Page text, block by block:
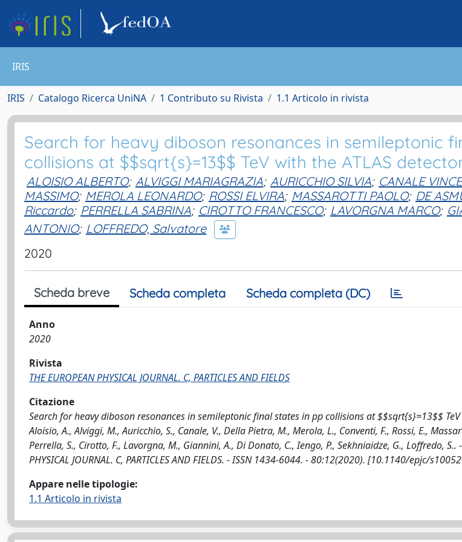
IRIS
IRIS Catalogo Ricerca UniNA 1 Contributo su Rivista 1.1 Articolo in rivista
Search for heavy diboson resonances in semileptonic
collisions at $$sqrt{s}=13$$ TeV with the ATLAS
ALOISIO ALBERTO; ALVIGGI MARIAGRAZIA; AURICCHIO SILVIA; CANALE
MASSIMO; MEROLA LEONARDO; ROSSI ELVIRA; MASSAROTTI PAOLO; DE
Riccardo; PERRELLA SABRINA; CIROTTO FRANCESCO; LAVORGNA MARCO;
ANTONIO; LOFFREDO, Salvatore
2020
Scheda breve Scheda completa Scheda completa (DC)
Anno
2020
Rivista
THE EUROPEAN PHYSICAL JOURNAL. C, PARTICLES AND FIELDS
Citazione
Search for heavy diboson resonances in semileptonic final states in pp collisions at $$sqrt{s}=13$$
Aloisio, A., Alviggi, M., Auricchio, S., Canale, V., Della Pietra, M., Merola, L., Conventi, F., Rossi, E.,
Perrella, S., Cirotto, F., Lavorgna, M., Giannini, A., Di Donato, C., Iengo, P., Sekhniaidze, G., Loffredo, S.. -
PHYSICAL JOURNAL. C, PARTICLES AND FIELDS. - ISSN 1434-6044. - 80:12(2020). [10.1140/epjc/
Appare nelle tipologie:
1.1 Articolo in rivista